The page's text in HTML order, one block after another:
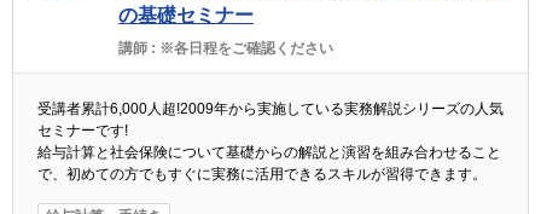
の基礎セミナー
講師 : ※各日程をご確認ください
受講者累計6,000人超!2009年から実施している実務解説シリーズの人気
セミナーです!
給与計算と社会保険について基礎からの解説と演習を組み合わせること
で、初めての方でもすぐに実務に活用できるスキルが習得できます。